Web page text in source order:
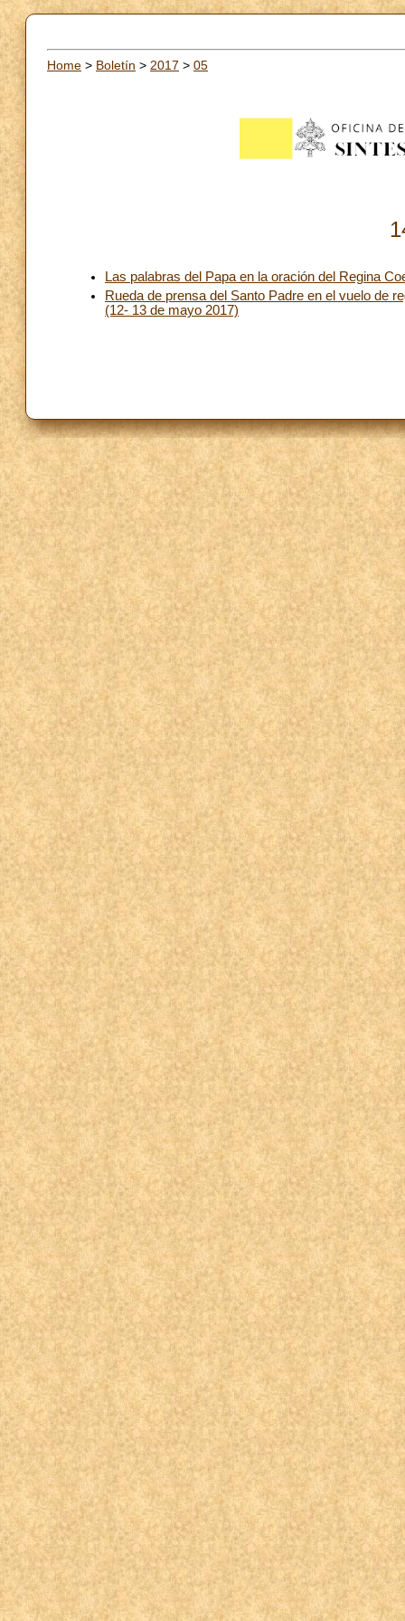
Home > Boletín > 2017 > 05
Las palabras del Papa en la oración del Regina
Rueda de prensa del Santo Padre en el vuelo de
(12- 13 de mayo 2017)